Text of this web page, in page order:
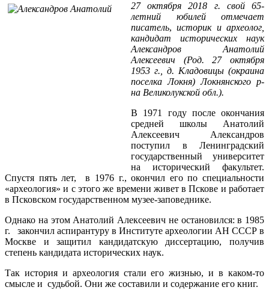
27 октября 2018 г. свой 65-
летний юбилей отмечает
писатель,историк и археолог,
кандидат исторических наук
Александров Анатолий
Алексеевич (Род. 27 октября
1953 г., д. Кладовицы (окраина
поселка Локня) Локнянского р-
на Великолукской обл.).
В 1971 году после окончания
средней школы Анатолий
Алексеевич Александров
поступил в Ленинградский
государственный университет
на исторический факультет.
Спустя пять лет, в 1976 г., окончил его по специальности
«археология» и с этого же времени живет в Пскове и работает
в Псковском государственном музее-заповеднике.
Однако на этом Анатолий Алексеевич не остановился: в 1985
г. закончил аспирантуру в Институте археологии АН СССР в
Москве и защитил кандидатскую диссертацию, получив
степень кандидата исторических наук.
Так история и археология стали его жизнью, и в каком-то
смысле и судьбой. Они же составили и содержание его книг.